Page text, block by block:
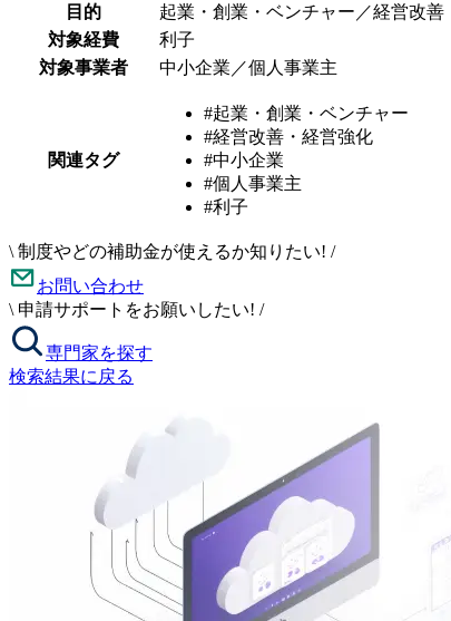
目的
起業・創業・ベンチャー／経営改善
対象経費
利子
対象事業者
中小企業／個人事業主
関連タグ
#起業・創業・ベンチャー
#経営改善・経営強化
#中小企業
#個人事業主
#利子
\ 制度やどの補助金が使えるか知りたい! /
お問い合わせ
\ 申請サポートをお願いしたい! /
専門家を探す
検索結果に戻る